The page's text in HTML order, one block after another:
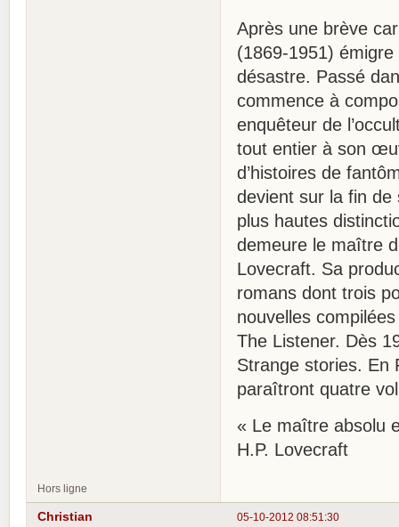
Après une brève
(1869-1951)
désastre. Passé
commence à
enquêteur de
tout entier à son
d’histoires de
devient sur la fin
plus hautes
demeure le maître
Lovecraft. Sa
romans dont trois
nouvelles
The Listener. Dès
Strange stories. En
paraîtront quatre
« Le maître absolu
H.P. Lovecraft
Hors ligne
05-10-2012 08:51:30
Christian